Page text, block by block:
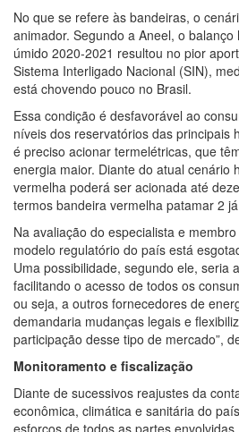
No que se refere às bandeiras, o
animador. Segundo a Aneel, o
úmido 2020-2021 resultou no pior
Sistema Interligado Nacional (SIN),
está chovendo pouco no Brasil.
Essa condição é desfavorável ao
níveis dos reservatórios das principais
é preciso acionar termelétricas, que
energia maior. Diante do atual cenário
vermelha poderá ser acionada até
termos bandeira vermelha patamar 2
Na avaliação do especialista e
modelo regulatório do país está
Uma possibilidade, segundo ele, seria
facilitando o acesso de todos os
ou seja, a outros fornecedores de
demandaria mudanças legais e
participação desse tipo de mercado”,
Monitoramento e fiscalização
Diante de sucessivos reajustes da
econômica, climática e sanitária do
esforços de todos as partes